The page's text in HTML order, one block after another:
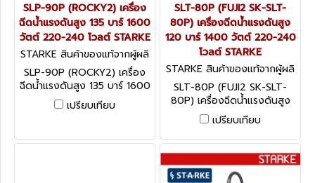
SLP-90P (ROCKY2) เครื่อง
ฉีดน้ำแรงดันสูง 135 บาร์ 1600
วัตต์ 220-240 โวลต์ STARKE
STARKE สินค้าของแท้จากผู้ผลิ
ต SLP-90P (ROCKY2)
SLP-90P (ROCKY2) เครื่อง
ฉีดน้ำแรงดันสูง 135 บาร์ 1600
วัตต์ 220-240 โวลต์
STARKE
เปรียบเทียบ
SLT-80P (FUJI2 SK-SLT-
80P) เครื่องฉีดน้ำแรงดันสูง
120 บาร์ 1400 วัตต์ 220-240
โวลต์ STARKE
STARKE สินค้าของแท้จากผู้ผลิ
ต SLT-80P (FUJI2 SK-SLT-8
0P)
SLT-80P (FUJI2 SK-SLT-
80P) เครื่องฉีดน้ำแรงดันสูง
120 บาร์ 1400 วัตต์ 220-
240 โวลต์ STARKE
เปรียบเทียบ